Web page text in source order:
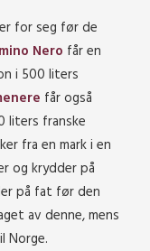
for seg før de
Nero får en
i 500 liters
får også
liters franske
fra en mark i en
og krydder på
på fat før den
av denne, mens
Norge.